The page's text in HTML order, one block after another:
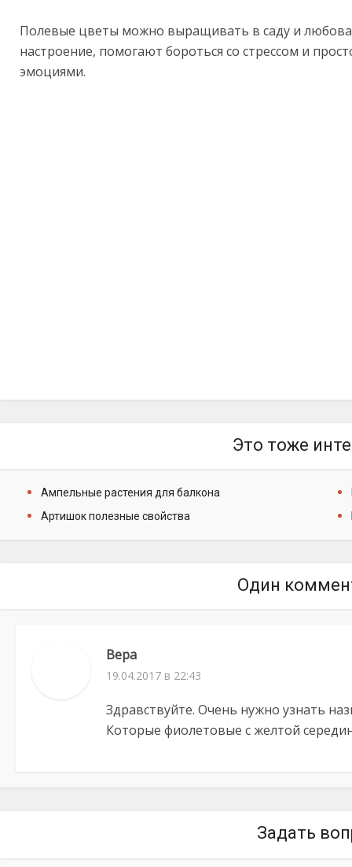
Полевые цветы можно выращивать в саду и
настроение, помогают бороться со стрессом и
эмоциями.
Это тоже
Ампельные растения для балкона
Артишок полезные свойства
Один
Вера
19.04.2017 в 22:43
Здравствуйте. Очень нужно узнать
Которые фиолетовые с желтой
Задать